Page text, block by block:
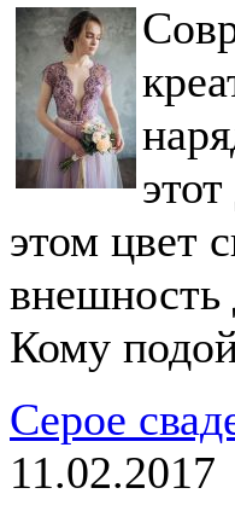
этом цвет
внешность
Кому
Серое
11.02.2017